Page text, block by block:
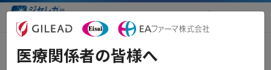
医療関係者向け情報サイト
【重要】システムメンテナンス
医療関係者の皆様へ